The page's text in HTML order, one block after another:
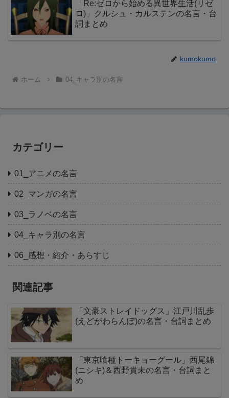
「Re:ゼロから始める異世界生活(リゼ
ロ)」クルシュ・カルステンの名言・台
詞まとめ
kumokumo
ホーム 04_キャラ別の名言
カテゴリー
01_アニメの名言
02_マンガの名言
03_ラノベの名言
04_キャラ別の名言
06_感想・紹介・あらすじ
関連記事
「文豪ストレイドッグス」江戸川乱歩
(えどがわらんぽ)の名言・台詞まとめ
「東京喰種トーキョーグール」西尾錦
(ニシキ)＆西野貴未の名言・台詞まと
め